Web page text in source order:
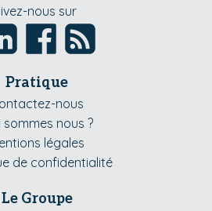
nous sur
Pratique
nous
sommes nous ?
légales
de confidentialité
Le Groupe